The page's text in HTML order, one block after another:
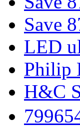
Save
LED
Philip
H&C